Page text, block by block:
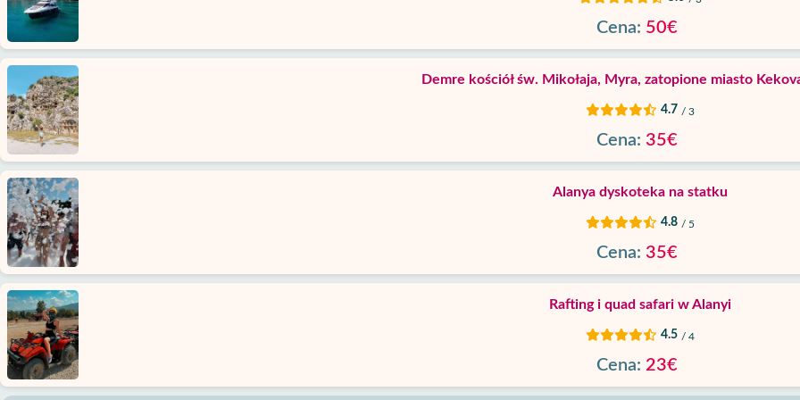
Cena: 50€
Demre kościół św. Mikołaja, Myra, zatopione miasto
4.7 / 3
Cena: 35€
Alanya dyskoteka na statku
4.8 / 5
Cena: 35€
Rafting i quad safari w Alanyi
4.5 / 4
Cena: 23€